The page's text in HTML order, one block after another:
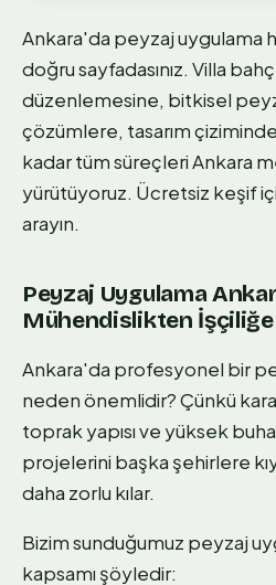
Ankara'da peyzaj uygulama
doğru sayfadasınız. Villa
düzenlemesine, bitkisel
çözümlere, tasarım
kadar tüm süreçleri Ankara
yürütüyoruz. Ücretsiz keşif
arayın.
Peyzaj Uygulama
Mühendislikten
Ankara'da profesyonel bir
neden önemlidir? Çünkü
toprak yapısı ve yüksek
projelerini başka şehirlere
daha zorlu kılar.
Bizim sunduğumuz peyzaj
kapsamı şöyledir: